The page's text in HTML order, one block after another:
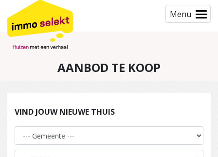
Menu
AANBOD TE KOOP
VIND JOUW NIEUWE THUIS